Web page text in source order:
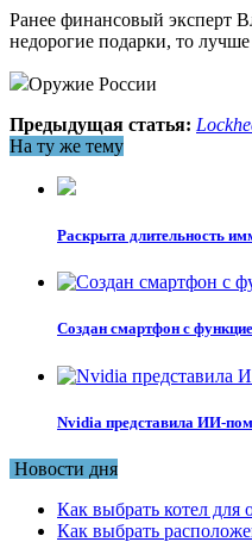
Ранее финансовый эксперт
недорогие подарки, то
Оружие России
Предыдущая статья:
На ту же тему
Раскрыта длительность
Создан смартфон с
Nvidia представила ИИ-
Новости дня
Как выбрать котел для
Как выбрать